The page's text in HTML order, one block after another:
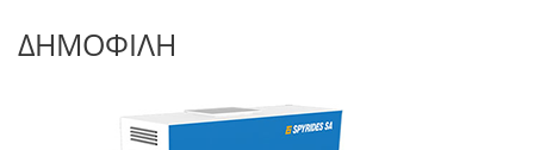
ΔΗΜΟΦΙΛΗ